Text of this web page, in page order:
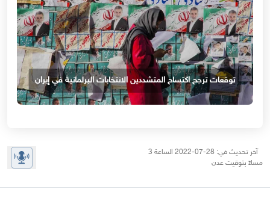
توقعات ترجح اكتساح المتشددين الانتخابات البرلمانية في إيران
آخر تحديث في: 28-07-2022 الساعة 3
مساءً بتوقيت عدن